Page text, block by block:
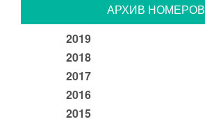
АРХИВ НОМЕРОВ
2019
2018
2017
2016
2015